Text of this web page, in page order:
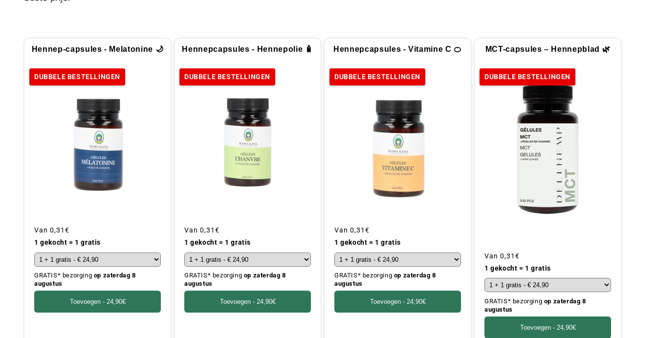
c
t
Hennep-capsules - Melatonine 🌙
DUBBELE BESTELLINGEN
Gebruikelijke
prijs
Van 0,31€
1 gekocht = 1 gratis
GRATIS* bezorging op zaterdag 8
augustus
Toevoegen - 24,90€
Hennepcapsules - Hennepolie 🧴
DUBBELE BESTELLINGEN
Gebruikelijke
prijs
Van 0,31€
1 gekocht = 1 gratis
GRATIS* bezorging op zaterdag 8
augustus
Toevoegen - 24,90€
Hennepcapsules - Vitamine C 🍊
DUBBELE BESTELLINGEN
Gebruikelijke
prijs
Van 0,31€
1 gekocht = 1 gratis
GRATIS* bezorging op zaterdag 8
augustus
Toevoegen - 24,90€
MCT-capsules – Hennepblad 🌿
DUBBELE BESTELLINGEN
Gebruikelijke
prijs
Van 0,31€
1 gekocht = 1 gratis
GRATIS* bezorging op zaterdag 8
augustus
Toevoegen - 24,90€